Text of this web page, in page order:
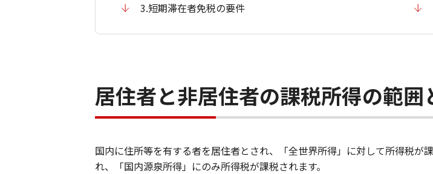
3.短期滞在者免税の要件
居住者と非居住者の課税所得の範囲
国内に住所等を有する者を居住者とされ、「全世界所得」に対して所得税が
れ、「国内源泉所得」にのみ所得税が課税されます。